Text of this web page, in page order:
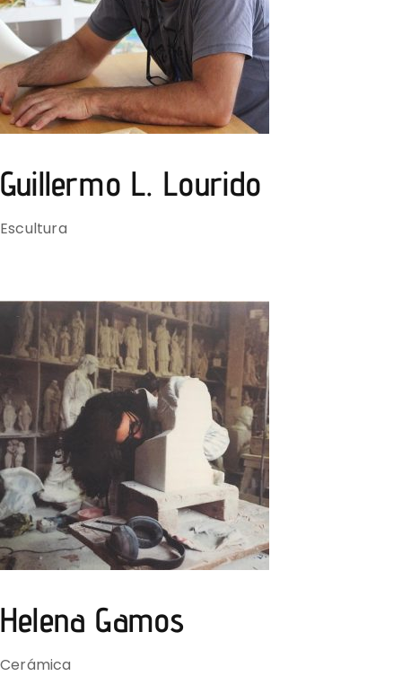
Guillermo L. Lourido
Escultura
Helena Gamos
Cerámica